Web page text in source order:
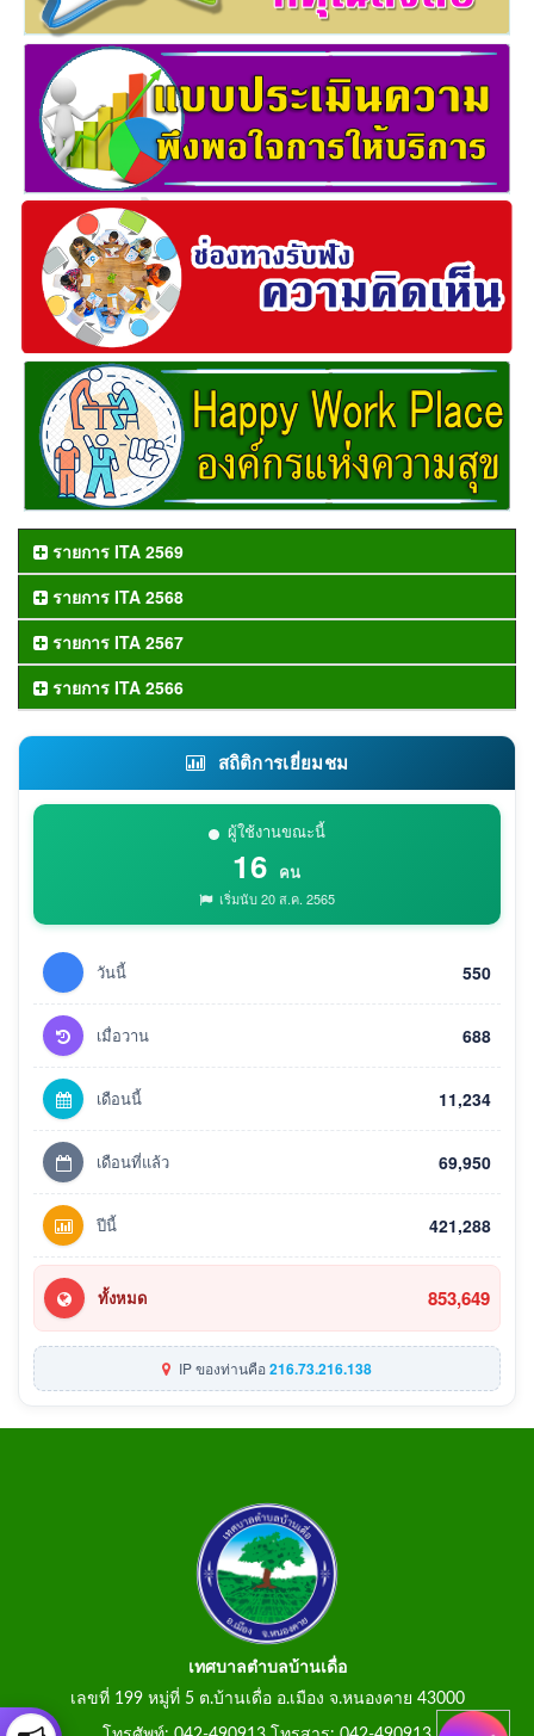
รายการ ITA 2569
รายการ ITA 2568
รายการ ITA 2567
รายการ ITA 2566
สถิติการเยี่ยมชม
ผู้ใช้งานขณะนี้
16 คน
เริ่มนับ 20 ส.ค. 2565
วันนี้ 550
เมื่อวาน 688
เดือนนี้ 11,234
เดือนที่แล้ว 69,950
ปีนี้ 421,288
ทั้งหมด 853,649
IP ของท่านคือ216.73.216.138
เทศบาลตำบลบ้านเดื่อ
เลขที่ 199 หมู่ที่ 5 ต.บ้านเดื่อ อ.เมือง จ.หนองคาย 43000